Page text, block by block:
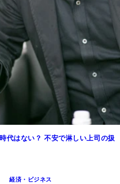
代はない？ 不安で淋しい上司の扱
経済・ビジネス